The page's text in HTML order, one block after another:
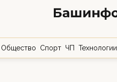
Общество Спорт ЧП Технологии